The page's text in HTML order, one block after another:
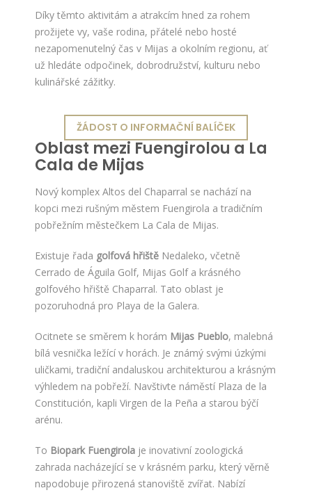
Díky těmto aktivitám a atrakcím hned za rohem
prožijete vy, vaše rodina, přátelé nebo hosté
nezapomenutelný čas v Mijas a okolním regionu, ať
už hledáte odpočinek, dobrodružství, kulturu nebo
kulinářské zážitky.
ŽÁDOST O INFORMAČNÍ BALÍČEK
Oblast mezi Fuengirolou a La
Cala de Mijas
Nový komplex Altos del Chaparral se nachází na
kopci mezi rušným městem Fuengirola a tradičním
pobřežním městečkem La Cala de Mijas.
Existuje řada golfová hřiště Nedaleko, včetně
Cerrado de Águila Golf, Mijas Golf a krásného
golfového hřiště Chaparral. Tato oblast je
pozoruhodná pro Playa de la Galera.
Ocitnete se směrem k horám Mijas Pueblo, malebná
bílá vesnička ležící v horách. Je známý svými úzkými
uličkami, tradiční andaluskou architekturou a krásným
výhledem na pobřeží. Navštivte náměstí Plaza de la
Constitución, kapli Virgen de la Peña a starou býčí
arénu.
To Biopark Fuengirola je inovativní zoologická
zahrada nacházející se v krásném parku, který věrně
napodobuje přirozená stanoviště zvířat. Nabízí